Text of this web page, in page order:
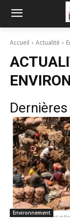
Accueil Actualité
Environnement